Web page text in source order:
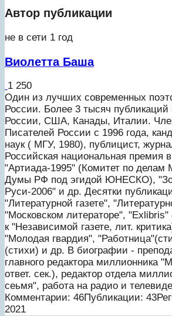
Автор публикации
не в сети 1 год
Виолетта Баша
1 250
Один из лучших современных
России. Более 3 тысяч публикаций
России, США, Канады, Италии.
Писателей России с 1996 года,
наук ( МГУ, 1980), публицист,
Российская национальная премия
"Артиада-1995" (Комитет по делам
Думы РФ под эгидой ЮНЕСКО),
Руси-2006" и др. Десятки
"Литературной газете",
"Московском литераторе",
к "Независимой газете, лит.
"Молодая гвардия",
(стихи) и др. В биографии -
главного редактора миллионника
ответ. сек.), редактор отдела
сеьмя", работа на радио и
Комментарии: 46Публикации: 43
2021